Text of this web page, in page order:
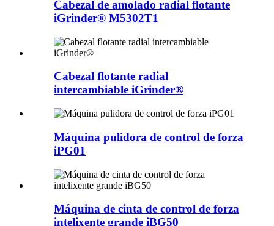
Cabezal de amolado radial flotante
iGrinder® M5302T1
Cabezal flotante radial
intercambiable iGrinder®
Máquina pulidora de control de forza
iPG01
Máquina de cinta de control de forza
intelixente grande iBG50